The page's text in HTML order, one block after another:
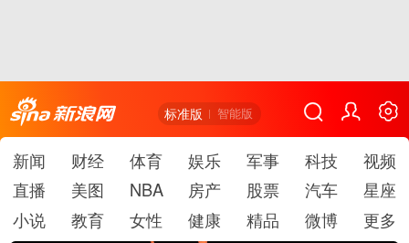
标准版 智能版
新闻 财经 体育 娱乐 军事 科技
视频
直播
美图 NBA 房产 股票 汽车
星座
小说
教育 女性 健康 精品 微博 更多